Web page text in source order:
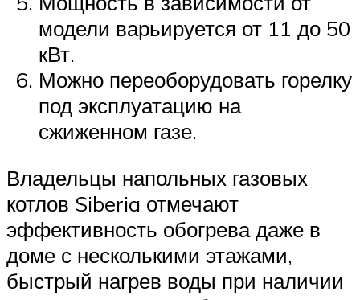
модели варьируется от 11 до 50
кВт.
Можно переоборудовать горелку
под эксплуатацию на
сжиженном газе.
Владельцы напольных газовых
котлов Siberia отмечают
эффективность обогрева даже в
доме с несколькими этажами,
быстрый нагрев воды при наличии